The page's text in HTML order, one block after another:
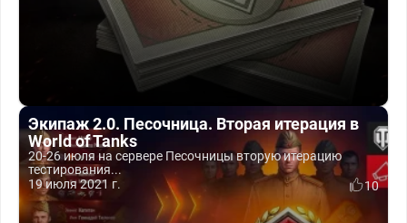
Экипаж 2.0. Песочница. Вторая итерация в
World of Tanks
20-26 июля на сервере Песочницы вторую итерацию
тестирования...
19 июля 2021 г.
10